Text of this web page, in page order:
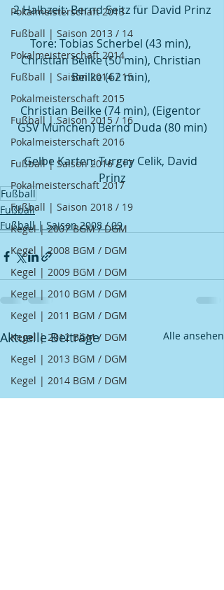
Pokalmeisterschaft 2013
Fußball | Saison 2013 / 14
Pokalmeisterschaft 2014
Fußball | Saison 2014 / 15
Pokalmeisterschaft 2015
Fußball | Saison 2015 / 16
Pokalmeisterschaft 2016
Fußball | Saison 2016 / 17
Pokalmeisterschaft 2017
Fußball | Saison 2018 / 19
Kegel | 2007 BGM / DGM
Kegel | 2008 BGM / DGM
Kegel | 2009 BGM / DGM
Kegel | 2010 BGM / DGM
Kegel | 2011 BGM / DGM
Kegel | 2012 BGM / DGM
Kegel | 2013 BGM / DGM
Kegel | 2014 BGM / DGM
Kegel | 2015 BGM / DGM
2 Halbzeit: Bernd Seitz für David Prinz
Tore: Tobias Scherbel (43 min),
Christian Beilke (50 min), Christian
Beilke (62 min),
Christian Beilke (74 min), (Eigentor
GSV München) Bernd Duda (80 min)
Gelbe Karten: Turgay Celik, David
Prinz
Fußball
Fußball
Fußball | Saison 2008 / 09
Aktuelle Beiträge Alle ansehen